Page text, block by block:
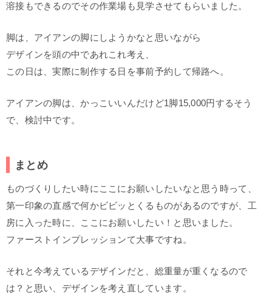
溶接もできるのでその作業場も見学させてもらいました。
脚は、アイアンの脚にしようかなと思いながら
デザインを頭の中であれこれ考え、
この日は、実際に制作する日を事前予約して帰路へ。
アイアンの脚は、かっこいいんだけど1脚15,000円するそう
で、検討中です。
まとめ
ものづくりしたい時にここにお願いしたいなと思う時って、
第一印象の直感で何かビビッとくるものがあるのですが、工
房に入った時に、ここにお願いしたい！と思いました。
ファーストインプレッションて大事ですね。
それと今考えているデザインだと、総重量が重くなるので
は？と思い、デザインを考え直しています。